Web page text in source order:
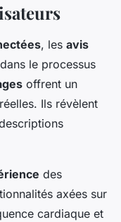
, les avis
le processus
offrent un
Ils révèlent
des
axées sur
cardiaque et